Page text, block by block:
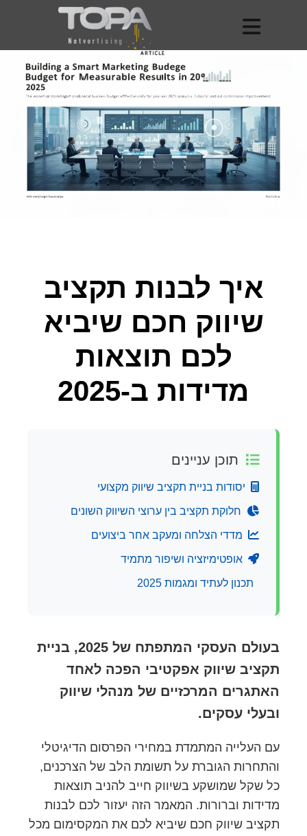
איך לבנות תקציב
שיווק חכם שיביא
לכם תוצאות
מדידות ב-2025
תוכן עניינים
יסודות בניית תקציב שיווק מקצועי
חלוקת תקציב בין ערוצי השיווק השונים
מדדי הצלחה ומעקב אחר ביצועים
אופטימיזציה ושיפור מתמיד
תכנון לעתיד ומגמות 2025
בעולם העסקי המתפתח של 2025, בניית
תקציב שיווק אפקטיבי הפכה לאחד
האתגרים המרכזיים של מנהלי שיווק
ובעלי עסקים.
עם העלייה המתמדת במחירי הפרסום הדיגיטלי
והתחרות הגוברת על תשומת הלב של הצרכנים,
כל שקל שמושקע בשיווק חייב להניב תוצאות
מדידות וברורות. המאמר הזה יעזור לכם לבנות
תקציב שיווק חכם שיביא לכם את המקסימום מכל